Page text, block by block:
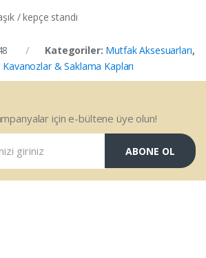
/ kepçe standı
Kategoriler: Mutfak Aksesuarları,
Kavanozlar & Saklama Kapları
için e-bültene üye olun!
ABONE OL